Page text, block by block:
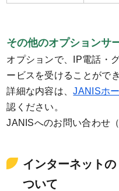
その他のオプションサ
オプションで、IP電話・
ービスを受けることができ
詳細な内容は、JANISホ
認ください。
JANISへのお問い合わせ
インターネット
ついて